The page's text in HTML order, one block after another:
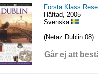
Första Klass
Häftad, 2005
Svenska
(Netaz Dublin.08)
Går ej att